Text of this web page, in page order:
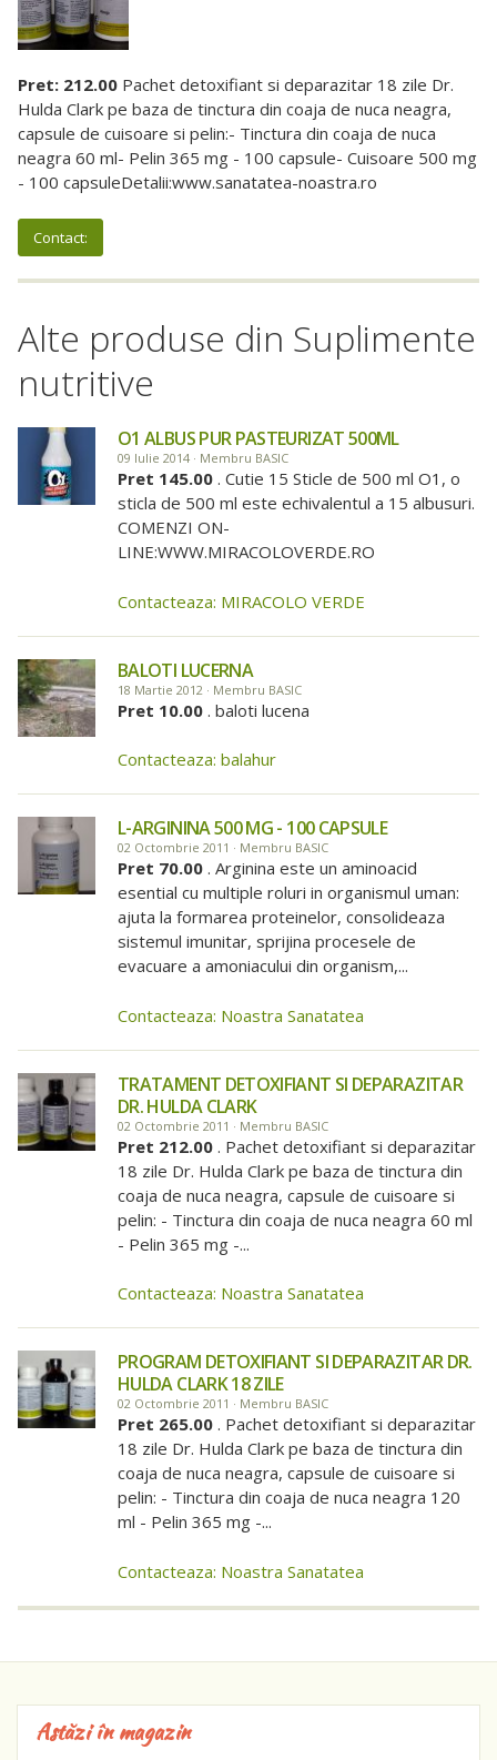
Pret: 212.00 Pachet detoxifiant si deparazitar 18 zile Dr.
Hulda Clark pe baza de tinctura din coaja de nuca neagra,
capsule de cuisoare si pelin:- Tinctura din coaja de nuca
neagra 60 ml- Pelin 365 mg - 100 capsule- Cuisoare 500 mg
- 100 capsuleDetalii:www.sanatatea-noastra.ro
Contact:
Alte produse din Suplimente
nutritive
O1 ALBUS PUR PASTEURIZAT 500ML
09 Iulie 2014 · Membru BASIC
Pret 145.00 . Cutie 15 Sticle de 500 ml O1, o
sticla de 500 ml este echivalentul a 15 albusuri.
COMENZI ON-
LINE:WWW.MIRACOLOVERDE.RO
Contacteaza: MIRACOLO VERDE
BALOTI LUCERNA
18 Martie 2012 · Membru BASIC
Pret 10.00 . baloti lucena
Contacteaza: balahur
L-ARGININA 500 MG - 100 CAPSULE
02 Octombrie 2011 · Membru BASIC
Pret 70.00 . Arginina este un aminoacid
esential cu multiple roluri in organismul uman:
ajuta la formarea proteinelor, consolideaza
sistemul imunitar, sprijina procesele de
evacuare a amoniacului din organism,...
Contacteaza: Noastra Sanatatea
TRATAMENT DETOXIFIANT SI DEPARAZITAR
DR. HULDA CLARK
02 Octombrie 2011 · Membru BASIC
Pret 212.00 . Pachet detoxifiant si deparazitar
18 zile Dr. Hulda Clark pe baza de tinctura din
coaja de nuca neagra, capsule de cuisoare si
pelin: - Tinctura din coaja de nuca neagra 60 ml
- Pelin 365 mg -...
Contacteaza: Noastra Sanatatea
PROGRAM DETOXIFIANT SI DEPARAZITAR DR.
HULDA CLARK 18 ZILE
02 Octombrie 2011 · Membru BASIC
Pret 265.00 . Pachet detoxifiant si deparazitar
18 zile Dr. Hulda Clark pe baza de tinctura din
coaja de nuca neagra, capsule de cuisoare si
pelin: - Tinctura din coaja de nuca neagra 120
ml - Pelin 365 mg -...
Contacteaza: Noastra Sanatatea
Astăzi în magazin